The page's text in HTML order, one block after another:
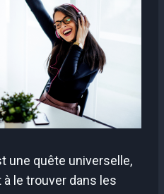
une quête universelle,
à le trouver dans les